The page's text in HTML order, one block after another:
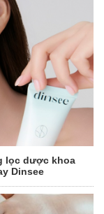
lọc dược khoa
Dinsee